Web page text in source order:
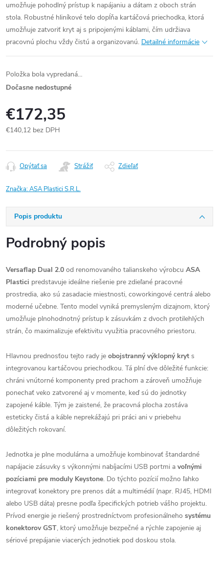
umožňuje pohodlný prístup k napájaniu a dátam z oboch strán
stola. Robustné hliníkové telo dopĺňa kartáčová priechodka, ktorá
umožňuje zatvoriť kryt aj s pripojenými káblami, čím udržiava
pracovnú plochu vždy čistú a organizovanú. Detailné informácie
Položka bola vypredaná…
Dočasne nedostupné
€172,35
€140,12 bez DPH
cena:
Opýtať sa Strážiť Zdieľať
Značka:ASA Plastici S.R.L.
Popis produktu
Podrobný popis
Versaflap Dual 2.0 od renomovaného talianskeho výrobcu ASA
Plastici predstavuje ideálne riešenie pre zdieľané pracovné
prostredia, ako sú zasadacie miestnosti, coworkingové centrá alebo
moderné učebne. Tento model vyniká premysleným dizajnom, ktorý
umožňuje plnohodnotný prístup k zásuvkám z dvoch protilehlých
strán, čo maximalizuje efektivitu využitia pracovného priestoru.
Hlavnou prednosťou tejto rady je obojstranný výklopný kryt s
integrovanou kartáčovou priechodkou. Tá plní dve dôležité funkcie:
chráni vnútorné komponenty pred prachom a zároveň umožňuje
ponechať veko zatvorené aj v momente, keď sú do jednotky
zapojené káble. Tým je zaistené, že pracovná plocha zostáva
esteticky čistá a káble neprekážajú pri práci ani v priebehu
dôležitých rokovaní.
Jednotka je plne modulárna a umožňuje kombinovať štandardné
napájacie zásuvky s výkonnými nabíjacími USB portmi a voľnými
pozíciami pre moduly Keystone. Do týchto pozícií možno ľahko
integrovať konektory pre prenos dát a multimédií (napr. RJ45, HDMI
alebo USB dáta) presne podľa špecifických potrieb vášho projektu.
Prívod energie je riešený prostredníctvom profesionálneho systému
konektorov GST, ktorý umožňuje bezpečné a rýchle zapojenie aj
sériové prepájanie viacerých jednotiek pod doskou stola.